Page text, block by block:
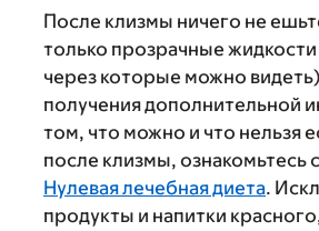
После клизмы ничего не
только прозрачные
через которые можно
получения дополнительной
том, что можно и что нельзя
после клизмы, ознакомьтесь
Нулевая лечебная диета.
продукты и напитки